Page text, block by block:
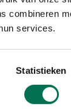
combineren
services.
Statistieken